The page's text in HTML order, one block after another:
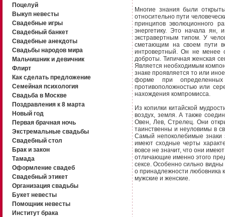
Поцелуй
Выкуп невесты
Свадебные игры
Свадебный банкет
Свадебные анекдоты
Свадьбы народов мира
Мальчишник и девичник
Флирт
Как сделать предложение
Семейная психология
Свадьба в Москве
Поздравления к 8 марта
Новый год
Первая брачная ночь
Экстремальные свадьбы
Свадебный стол
Брак и закон
Тамада
Оформление свадеб
Свадебный этикет
Организация свадьбы
Букет невесты
Помощник невесты
Институт брака
Многие знания были
относительно пути
принципов эволюционного
энергетику. Это начала ян,
экстравертным типом. У
сметающим на своем пути
интровертный. Он не менее
доброты. Типичная женская
Является необходимым
знаке проявляется то или
форме при определенных
противоположностью или
нахождения компромисса.
Из копилки китайской
воздух, земля. А также
Овен, Лев, Стрелец. Они
таинственны и неуловимы в
Самый непоколебимые знаки
имеют сходные черты
вовсе не значит, что они
отличающие именно этого
сексе. Особенно сильно
о принадлежности любовника
мужские и женские.